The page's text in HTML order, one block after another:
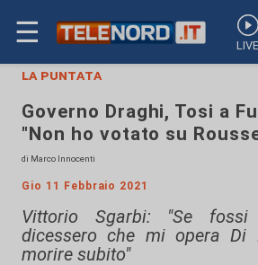
☰ LIVE
la puntata
Governo Draghi, Tosi a
"Non ho votato su
di Marco Innocenti
Gio 11 Febbraio 2021
Vittorio Sgarbi: "Se
dicessero che mi opera Di
morire subito"